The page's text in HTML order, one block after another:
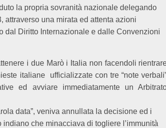
la propria sovranità nazionale delegando
attraverso una mirata ed attenta azioni
dal Diritto Internazionale e dalle Convenzioni
i due Marò i Italia non facendoli
italiane
ufficializzate con tre “note
ed avviare immediatamente un
data”, veniva annullata la decisione ed i
indiano che minacciava di togliere l’immunità